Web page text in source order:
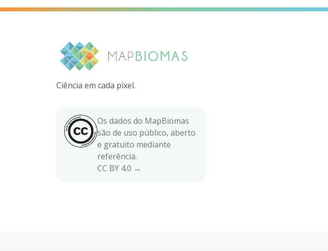
Ciência em cada pixel.
Os dados do MapBiomas
são de uso público, aberto
e gratuito mediante
referência.
CC BY 4.0 →